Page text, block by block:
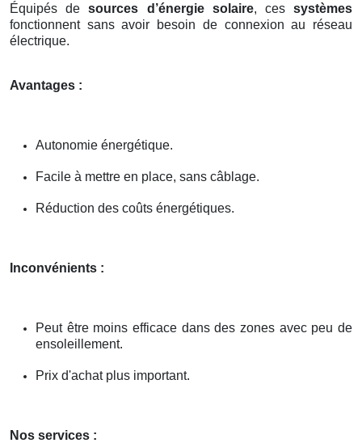
Équipés desources d’énergie solaire, cessystèmes
fonctionnent sans avoir besoin de connexion au réseau
électrique.
Avantages :
Autonomie énergétique.
Facile à mettre en place, sans câblage.
Réduction des coûts énergétiques.
Inconvénients :
Peut être moins efficace dans des zones avec peu de
ensoleillement.
Prix d'achat plus important.
Nos services :